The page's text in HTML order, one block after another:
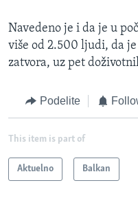
Navedeno je i da je u
više od 2.500 ljudi, da je
zatvora, uz pet
Podelite
This item is part of
Aktuelno Balkan